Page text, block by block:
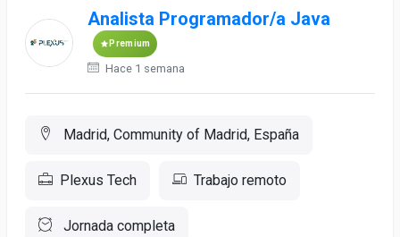
Analista Programador/a Java
Premium
Hace 1 semana
Madrid, Community of Madrid, España
Plexus Tech Trabajo remoto
Jornada completa